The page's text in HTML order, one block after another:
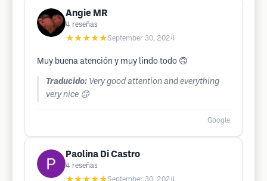
Angie MR
4 reseñas
★★★★★September 30, 2024
Muy buena atención y muy lindo todo 🙃
Traducido: Very good attention and everything
very nice 🙃
Google
Paolina Di Castro
4 reseñas
September 30, 2024